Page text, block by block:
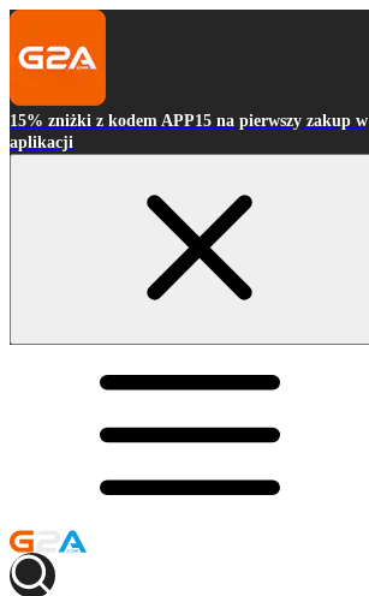
15% zniżki z kodem APP15 na pierwszy zakup w
aplikacji